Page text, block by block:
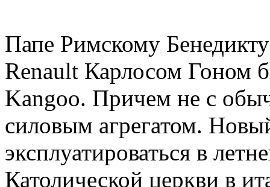
Папе Римскому
Renault Карлосом Гоном
Kangoo. Причем не с
силовым агрегатом.
эксплуатироваться в
Католической церкви в